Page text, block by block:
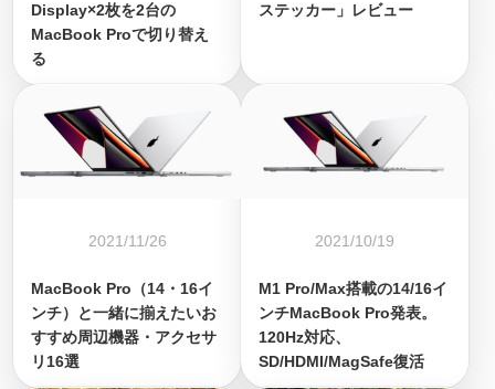
Display×2枚を2台の
MacBook Proで切り替え
る
ステッカー」レビュー
2021/11/26
MacBook Pro（14・16イ
ンチ）と一緒に揃えたいお
すすめ周辺機器・アクセサ
リ16選
2021/10/19
M1 Pro/Max搭載の14/16イ
ンチMacBook Pro発表。
120Hz対応、
SD/HDMI/MagSafe復活